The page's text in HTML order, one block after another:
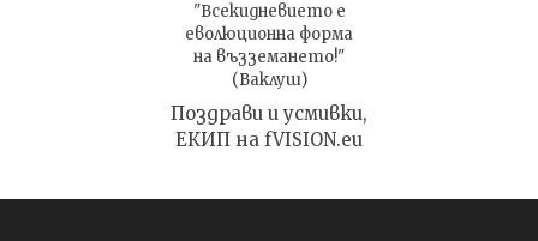
"Всекидневието е
еволюционна форма
на възземането!"
(Ваклуш)
Поздрави и усмивки,
ЕКИП на fVISION.eu